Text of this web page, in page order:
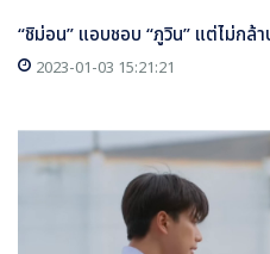
“ชิม่อน” แอบชอบ “ภูวิน” แต่ไม่กล้
2023-01-03 15:21:21